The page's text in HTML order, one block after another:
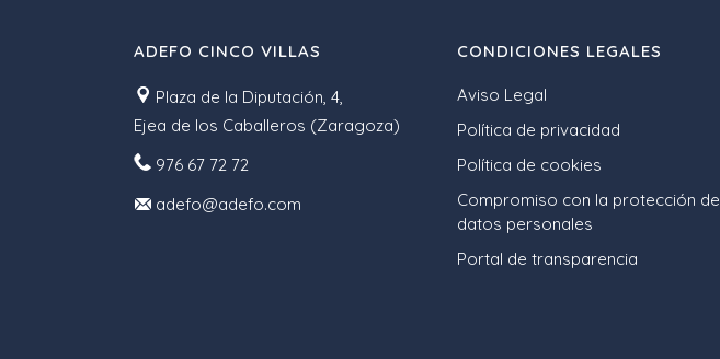
ADEFO CINCO VILLAS
Plaza de la Diputación, 4,
Ejea de los Caballeros (Zaragoza)
976 67 72 72
adefo@adefo.com
CONDICIONES LEGALES
Aviso Legal
Política de privacidad
Política de cookies
Compromiso con la protección de
datos personales
Portal de transparencia